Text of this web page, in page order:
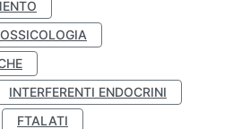
INTERFERENTI ENDOCRINI
FTALATI